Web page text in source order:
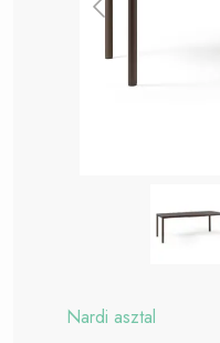
Nardi asztal